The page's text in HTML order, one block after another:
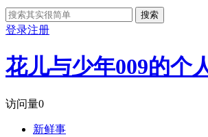
搜索
登录注册
花儿与少年009的个
访问量0
新鲜事